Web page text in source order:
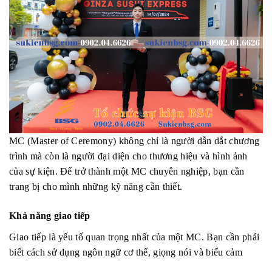
MC (Master of Ceremony) không chỉ là người dẫn dắt chương
trình mà còn là người đại diện cho thương hiệu và hình ảnh
của sự kiện. Để trở thành một MC chuyên nghiệp, bạn cần
trang bị cho mình những kỹ năng cần thiết.
Khả năng giao tiếp
Giao tiếp là yếu tố quan trọng nhất của một MC. Bạn cần phải
biết cách sử dụng ngôn ngữ cơ thể, giọng nói và biểu cảm